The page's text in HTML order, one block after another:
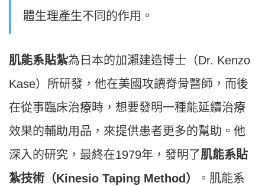
體生理產生不同的作用。
肌能系貼紮為日本的加瀨建造博士（Dr. Kenzo
Kase）所研發，他在美國攻讀脊骨醫師，而後
在從事臨床治療時，想要發明一種能延續治療
效果的輔助用品，來提供患者更多的幫助。他
深入的研究，最終在1979年，發明了肌能系貼
紮技術（Kinesio Taping Method）
。肌能系